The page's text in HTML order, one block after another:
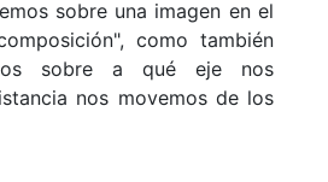
sobre una imagen en el
como también
sobre a qué eje nos
nos movemos de los